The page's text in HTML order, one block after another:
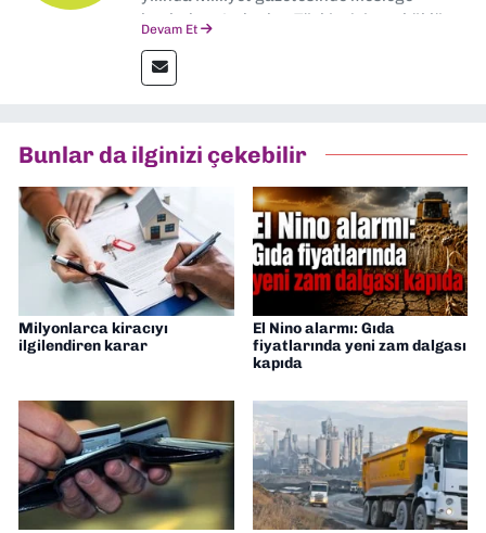
başladım. Ardından Türkiye’nin en köklü
muhabir, editör, müdür yardımcısı ve spor
müdürü olarak görev yaptım. Ayrıca Yeni
Gazetesi'nde editörlük yapıyorum
Devam Et
Bunlar da ilginizi çekebilir
Milyonlarca kiracıyı
ilgilendiren karar
El Nino alarmı: Gıda
fiyatlarında yeni zam dalgası
kapıda